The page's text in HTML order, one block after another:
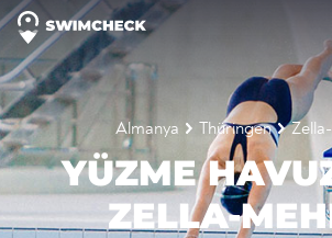
Almanya Thüringen
YÜZME
ZELLA-